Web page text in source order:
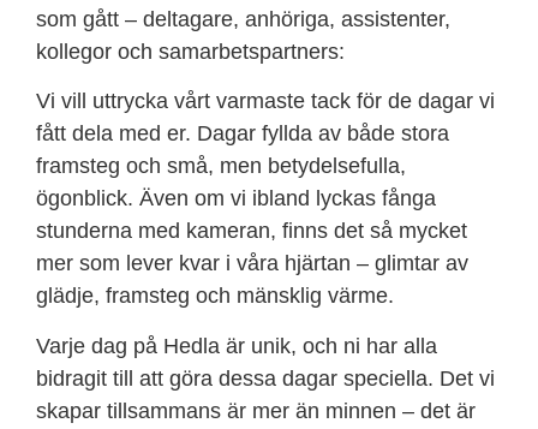
som gått – deltagare, anhöriga, assistenter,
kollegor och samarbetspartners:
Vi vill uttrycka vårt varmaste tack för de dagar vi
fått dela med er. Dagar fyllda av både stora
framsteg och små, men betydelsefulla,
ögonblick. Även om vi ibland lyckas fånga
stunderna med kameran, finns det så mycket
mer som lever kvar i våra hjärtan – glimtar av
glädje, framsteg och mänsklig värme.
Varje dag på Hedla är unik, och ni har alla
bidragit till att göra dessa dagar speciella. Det vi
skapar tillsammans är mer än minnen – det är